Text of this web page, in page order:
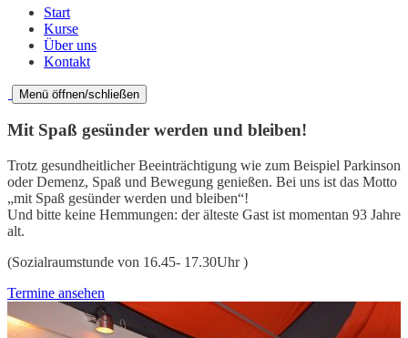
Start
Kurse
Über uns
Kontakt
Menü öffnen/schließen
Mit Spaß gesünder werden und bleiben!
Trotz gesundheitlicher Beeinträchtigung wie zum Beispiel Parkinson
oder Demenz, Spaß und Bewegung genießen. Bei uns ist das Motto
„mit Spaß gesünder werden und bleiben“!
Und bitte keine Hemmungen: der älteste Gast ist momentan 93 Jahre
alt.
(Sozialraumstunde von 16.45- 17.30Uhr )
Termine ansehen